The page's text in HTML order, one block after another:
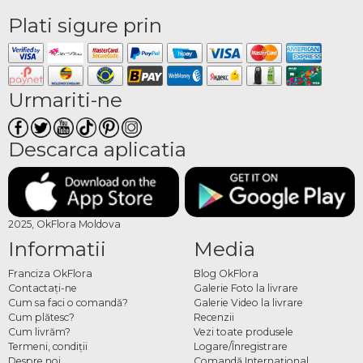
Plati sigure prin
Urmariti-ne
Descarca aplicatia
2025, OkFlora Moldova
Informatii
Franciza OkFlora
Contactaţi-ne
Cum sa faci o comandă?
Cum plătesc?
Cum livrăm?
Termeni, condiţii
Media
Blog OkFlora
Galerie Foto la livrare
Galerie Video la livrare
Recenzii
Vezi toate produsele
Logare/Înregistrare